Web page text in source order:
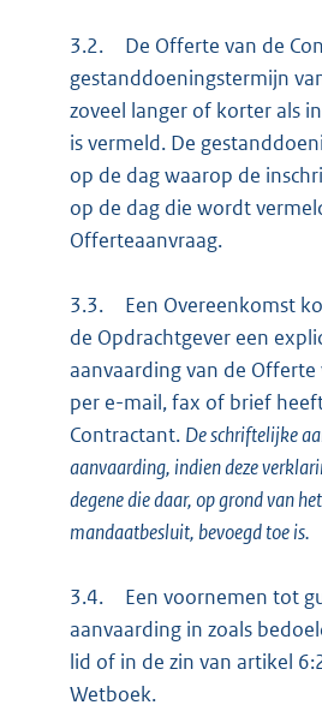
3.2.
De Offerte van de
gestanddoeningstermijn
zoveel langer of korter als
is vermeld. De
op de dag waarop de
op de dag die wordt
Offerteaanvraag.
3.3.
Een Overeenkomst
de Opdrachtgever een
aanvaarding van de
per e-mail, fax of brief
Contractant. De schriftelijke
aanvaarding, indien deze
degene die daar, op grond van
mandaatbesluit, bevoegd toe is.
3.4.
Een voornemen tot
aanvaarding in zoals
lid of in de zin van artikel
Wetboek.